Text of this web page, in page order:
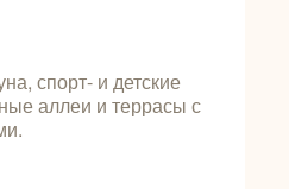
спорт- и детские
аллеи и террасы с